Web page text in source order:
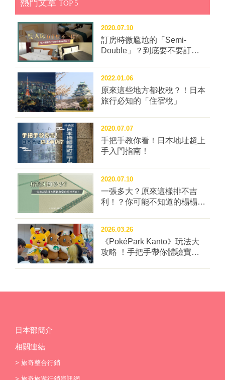
夜櫻風光。 ▲運氣好的話，也有機會在櫻花之里看見富
士山。 此外，位於伊豆高原車站前的櫻花隧道，也同樣
是滿開盛況，長達3公里的櫻花隧道，共有600株櫻花
樹，賞櫻時節車潮人潮不斷，步行其中最能感受春天之
美。 ▲長達三公里的伊豆高原櫻花隧道現在櫻花滿開
中。
熱門文章 TOP 5
2020.07.10
訂房時微尷尬的「Semi-
Double」？到底要不要訂這
2022.01.06
原來這些地方都收稅？！日本
旅行必知的「住宿稅」
2020.07.07
手把手教你看！日本地址超上
手入門指南！
2020.07.10
一張多大？原來這樣排不吉
利！？你可能不知道的榻榻米
2026.03.26
《PokéPark Kanto》玩法大
攻略 ！手把手帶你體驗寶可
日本部簡介
相關連結
> 旅奇整合行銷